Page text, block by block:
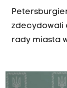
zdecydowali
rady miasta